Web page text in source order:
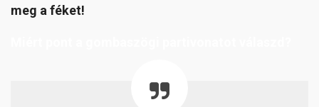
meg a féket!